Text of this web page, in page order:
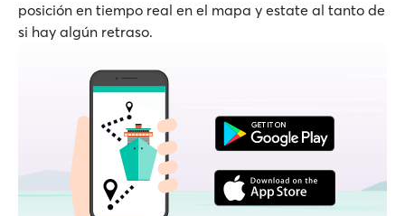
posición en tiempo real en el mapa y estate al tanto de
si hay algún retraso.